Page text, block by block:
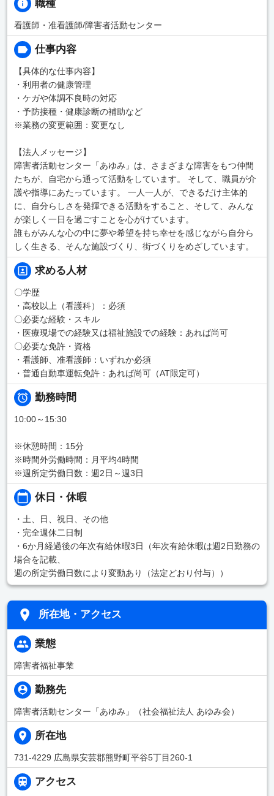
職種
看護師・准看護師/障害者活動センター
仕事内容
【具体的な仕事内容】
・利用者の健康管理
・ケガや体調不良時の対応
・予防接種・健康診断の補助など
※業務の変更範囲：変更なし
【法人メッセージ】
障害者活動センター「あゆみ」は、さまざまな障害をもつ仲間
たちが、自宅から通って活動をしています。 そして、職員が介
護や指導にあたっています。 一人一人が、できるだけ主体的
に、自分らしさを発揮できる活動をすること、そして、みんな
が楽しく一日を過ごすことを心がけています。
誰もがみんな心の中に夢や希望を持ち幸せを感じながら自分ら
しく生きる、そんな施設づくり、街づくりをめざしています。
求める人材
〇学歴
・高校以上（看護科）：必須
〇必要な経験・スキル
・医療現場での経験又は福祉施設での経験：あれば尚可
〇必要な免許・資格
・看護師、准看護師：いずれか必須
・普通自動車運転免許：あれば尚可（AT限定可）
勤務時間
10:00～15:30
※休憩時間：15分
※時間外労働時間：月平均4時間
※週所定労働日数：週2日～週3日
休日・休暇
・土、日、祝日、その他
・完全週休二日制
・6か月経過後の年次有給休暇3日（年次有給休暇は週2日勤務の
場合を記載、
週の所定労働日数により変動あり（法定どおり付与））
所在地・アクセス
業態
障害者福祉事業
勤務先
障害者活動センター「あゆみ」（社会福祉法人 あゆみ会）
所在地
731-4229 広島県安芸郡熊野町平谷5丁目260-1
アクセス